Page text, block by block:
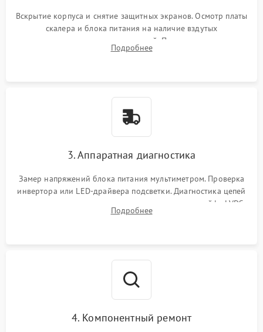
Вскрытие корпуса и снятие защитных экранов. Осмотр платы
скалера и блока питания на наличие вздутых
конденсаторов, прогаров, окислений. Проверка надежности
контактов и целостности шлейфов матрицы.
Подробнее
3. Аппаратная диагностика
Замер напряжений блока питания мультиметром. Проверка
инвертора или LED-драйвера подсветки. Диагностика цепей
питания скалера и тестирование сигналов на шлейфе LVDS
Подробнее
4. Компонентный ремонт